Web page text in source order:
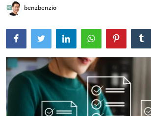
benzbenzio